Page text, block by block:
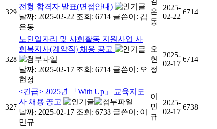
329
전형 합격자 발표(면접안내)
날짜: 2025-02-22 조회: 6714 글쓴이: 김
은동
은
동
2025-
02-22
6714
328
노인일자리 및 사회활동 지원사업 사
회복지사(계약직) 채용 공고
날짜: 2025-02-17 조회: 6714 글쓴이: 오
현정
오
현
정
2025-
02-17
6714
327
<긴급> 2025년 「With Up」 교육지도
사 채용 공고
날짜: 2025-02-17 조회: 6738 글쓴이: 이
민규
이
민
규
2025-
02-17
6738